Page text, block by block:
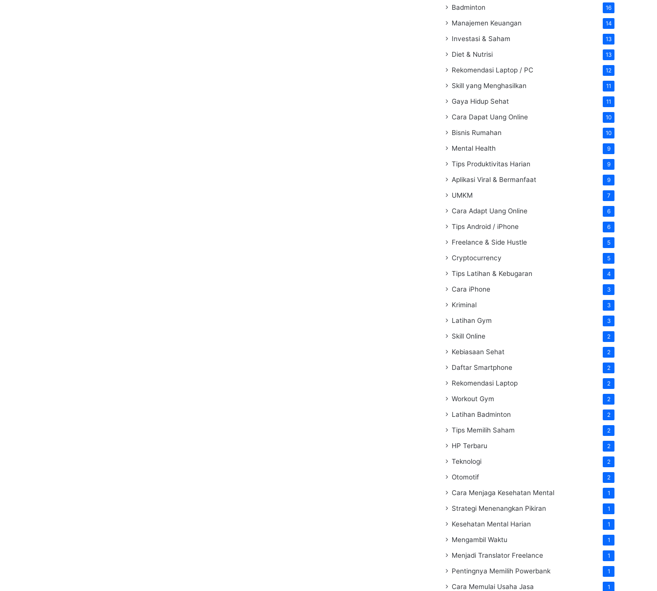
Badminton 16
Manajemen Keuangan 14
Investasi & Saham 13
Diet & Nutrisi 13
Rekomendasi Laptop / PC 12
Skill yang Menghasilkan 11
Gaya Hidup Sehat 11
Cara Dapat Uang Online 10
Bisnis Rumahan 10
Mental Health 9
Tips Produktivitas Harian 9
Aplikasi Viral & Bermanfaat 9
UMKM 7
Cara Adapt Uang Online 6
Tips Android / iPhone 6
Freelance & Side Hustle 5
Cryptocurrency 5
Tips Latihan & Kebugaran 4
Cara iPhone 3
Kriminal 3
Latihan Gym 3
Skill Online 2
Kebiasaan Sehat 2
Daftar Smartphone 2
Rekomendasi Laptop 2
Workout Gym 2
Latihan Badminton 2
Tips Memilih Saham 2
HP Terbaru 2
Teknologi 2
Otomotif 2
Cara Menjaga Kesehatan Mental 1
Strategi Menenangkan Pikiran 1
Kesehatan Mental Harian 1
Mengambil Waktu 1
Menjadi Translator Freelance 1
Pentingnya Memilih Powerbank 1
Cara Memulai Usaha Jasa 1